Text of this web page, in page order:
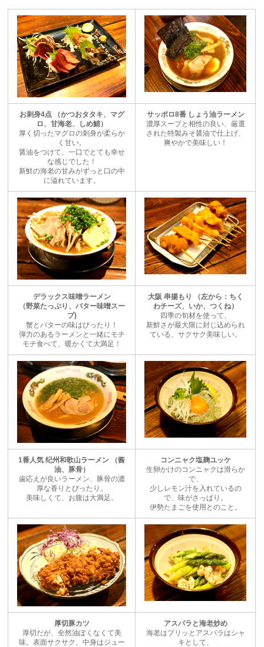
お刺身4点 （かつおタタキ、マグ
ロ、甘海老、しめ鯖）
厚く切ったマグロの刺身が柔らか
く甘い。
醤油をつけて、一口でとても幸せ
な感じでした！
新鮮の海老の甘みがずっと口の中
に溢れています。
サッポロ8番 しょう油ラーメン
濃厚スープと相性の良い、厳選
された特製みそ醤油で仕上げ、
爽やかで美味しい！
デラックス味噌ラーメン
（野菜たっぷり、バター味噌スー
プ)
蟹とバターの味はぴったり！
弾力のあるラーメンと一緒にモチ
モチ食べて、暖かくて大満足！
大阪 串揚もり （左から：ちく
わチーズ、いか、つくね）
四季の旬材を使って、
新鮮さが最大限に封じ込められ
ている、サクサク美味しい。
1番人気 纪州和歌山ラーメン （酱
油、豚骨）
歯応えが良いラーメン、豚骨の濃
厚な香りとぴったり。
美味しくて、お腹は大満足。
コンニャク塩麹ユッケ
生卵かけのコンニャクは滑らか
で、
少しレモン汁を入れているの
で、味がさっぱり。
伊勢たまごを使用とのこと。
厚切豚カツ
厚切だが、全然油ぽくなくて美
味。表面サクサク、中身はジュー
アスパラと海老炒め
海老はプリッとアスパラはシャ
キとして、